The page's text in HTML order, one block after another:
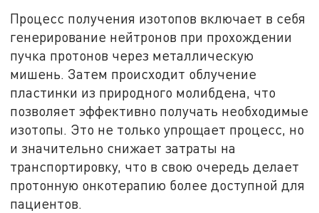
Процесс получения изотопов включает в себя
генерирование нейтронов при прохождении
пучка протонов через металлическую
мишень. Затем происходит облучение
пластинки из природного молибдена, что
позволяет эффективно получать необходимые
изотопы. Это не только упрощает процесс, но
и значительно снижает затраты на
транспортировку, что в свою очередь делает
протонную онкотерапию более доступной для
пациентов.